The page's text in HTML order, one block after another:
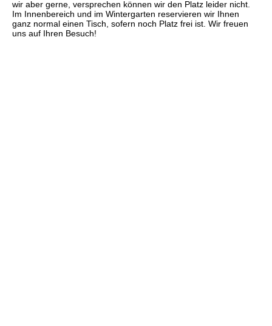
wir aber gerne, versprechen können wir den Platz leider nicht.
Im Innenbereich und im Wintergarten reservieren wir Ihnen
ganz normal einen Tisch, sofern noch Platz frei ist. Wir freuen
uns auf Ihren Besuch!